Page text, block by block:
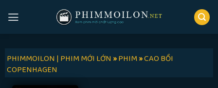
PHIMMOILON | PHIM MỚI LỚN»PHIM»CAO BỒI
COPENHAGEN